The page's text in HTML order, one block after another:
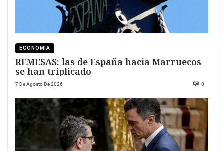
ECONOMÍA
REMESAS: las de España hacia Marruecos
se han triplicado
7 De Agosto De 2026 0